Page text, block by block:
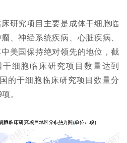
研究项目主要是成体干细胞临
、神经系统疾病、心脏疾病、
美国保持绝对领先的地位，截
细胞临床研究项目数量达到
的干细胞临床研究项目数量分
。